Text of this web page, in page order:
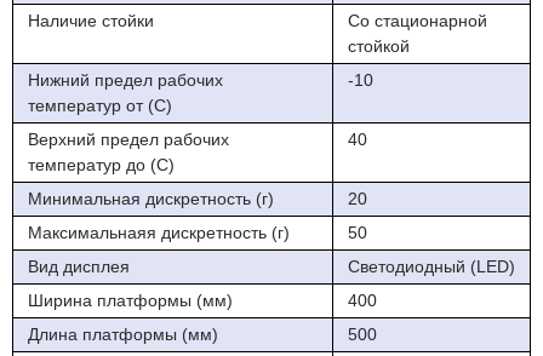
математической обработке электронными устройствами весов с
дальнейшим определением значения массы объекта
измерений.
Весы состоят из грузоприемного устройства, включающего в
себя один аналоговый тензорезисторный весоизмерительный
датчика и прибора весоизмерительного.
Описание обозначения модели PM1E:
РМ - обозначение типа весов ProMAS;
1 - обозначение количества датчиков, шт: 1;
Е - тип используемого индикатора.
Наличие стойки
Со стационарной
стойкой
Нижний предел рабочих
температур от (С)
-10
Верхний предел рабочих
температур до (С)
40
Минимальная дискретность (г)
20
Максимальнаяя дискретность (г)
50
Вид дисплея
Светодиодный (LED)
Ширина платформы (мм)
400
Длина платформы (мм)
500